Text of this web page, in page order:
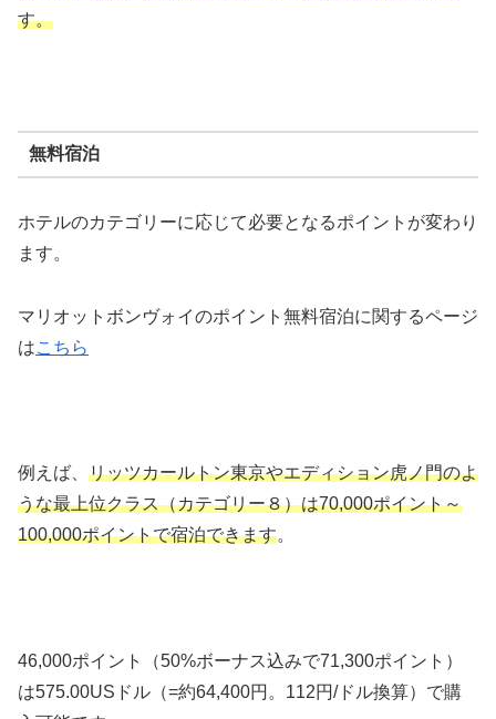
す。
無料宿泊
ホテルのカテゴリーに応じて必要となるポイントが変わり
ます。
マリオットボンヴォイのポイント無料宿泊に関するページ
はこちら
例えば、 リッツカールトン東京やエディション虎ノ門のよ
うな最上位クラス（カテゴリー８）は70,000ポイント～
100,000ポイントで宿泊できます。
46,000ポイント（50%ボーナス込みで71,300ポイント）
は575.00USドル（=約64,400円。112円/ドル換算）で購